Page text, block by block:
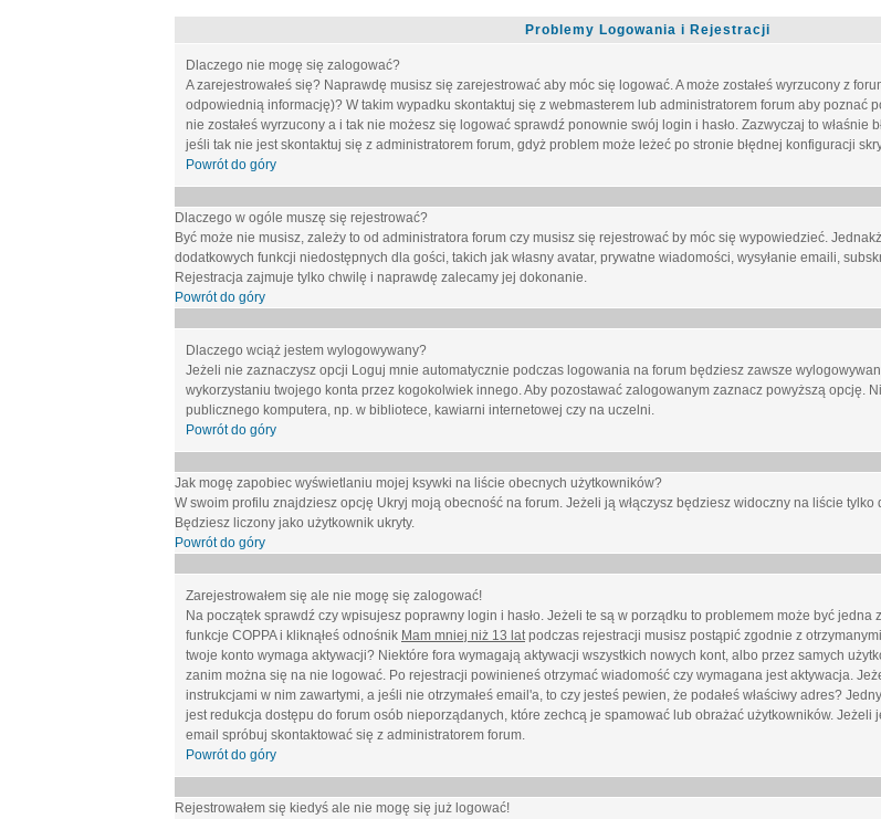
Problemy Logowania i Rejestracji
Dlaczego nie mogę się zalogować?
A zarejestrowałeś się? Naprawdę musisz się zarejestrować aby móc się logować. A może zostałeś wyrzucony z
odpowiednią informację)? W takim wypadku skontaktuj się z webmasterem lub administratorem forum aby poznać
nie zostałeś wyrzucony a i tak nie możesz się logować sprawdź ponownie swój login i hasło. Zazwyczaj to właśnie
jeśli tak nie jest skontaktuj się z administratorem forum, gdyż problem może leżeć po stronie błędnej konfiguracji
Powrót do góry
Dlaczego w ogóle muszę się rejestrować?
Być może nie musisz, zależy to od administratora forum czy musisz się rejestrować by móc się wypowiedzieć.
dodatkowych funkcji niedostępnych dla gości, takich jak własny avatar, prywatne wiadomości, wysyłanie emaili,
Rejestracja zajmuje tylko chwilę i naprawdę zalecamy jej dokonanie.
Powrót do góry
Dlaczego wciąż jestem wylogowywany?
Jeżeli nie zaznaczysz opcji Loguj mnie automatycznie podczas logowania na forum będziesz zawsze
wykorzystaniu twojego konta przez kogokolwiek innego. Aby pozostawać zalogowanym zaznacz powyższą opcję.
publicznego komputera, np. w bibliotece, kawiarni internetowej czy na uczelni.
Powrót do góry
Jak mogę zapobiec wyświetlaniu mojej ksywki na liście obecnych użytkowników?
W swoim profilu znajdziesz opcję Ukryj moją obecność na forum. Jeżeli ją włączysz będziesz widoczny na liście
Będziesz liczony jako użytkownik ukryty.
Powrót do góry
Zarejestrowałem się ale nie mogę się zalogować!
Na początek sprawdź czy wpisujesz poprawny login i hasło. Jeżeli te są w porządku to problemem może być jedna
funkcje COPPA i kliknąłeś odnośnik Mam mniej niż 13 latpodczas rejestracji musisz postąpić zgodnie z
twoje konto wymaga aktywacji? Niektóre fora wymagają aktywacji wszystkich nowych kont, albo przez samych
zanim można się na nie logować. Po rejestracji powinieneś otrzymać wiadomość czy wymagana jest aktywacja.
instrukcjami w nim zawartymi, a jeśli nie otrzymałeś email'a, to czy jesteś pewien, że podałeś właściwy adres?
jest redukcja dostępu do forum osób nieporządanych, które zechcą je spamować lub obrażać użytkowników. Jeżeli
email spróbuj skontaktować się z administratorem forum.
Powrót do góry
Rejestrowałem się kiedyś ale nie mogę się już logować!